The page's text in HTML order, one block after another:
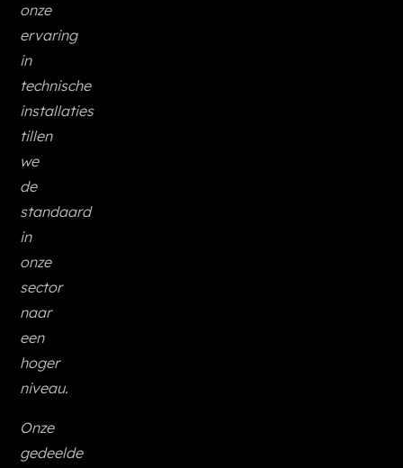
onze
ervaring
in
technische
installaties
tillen
we
de
standaard
in
onze
sector
naar
een
hoger
niveau.
Onze
gedeelde